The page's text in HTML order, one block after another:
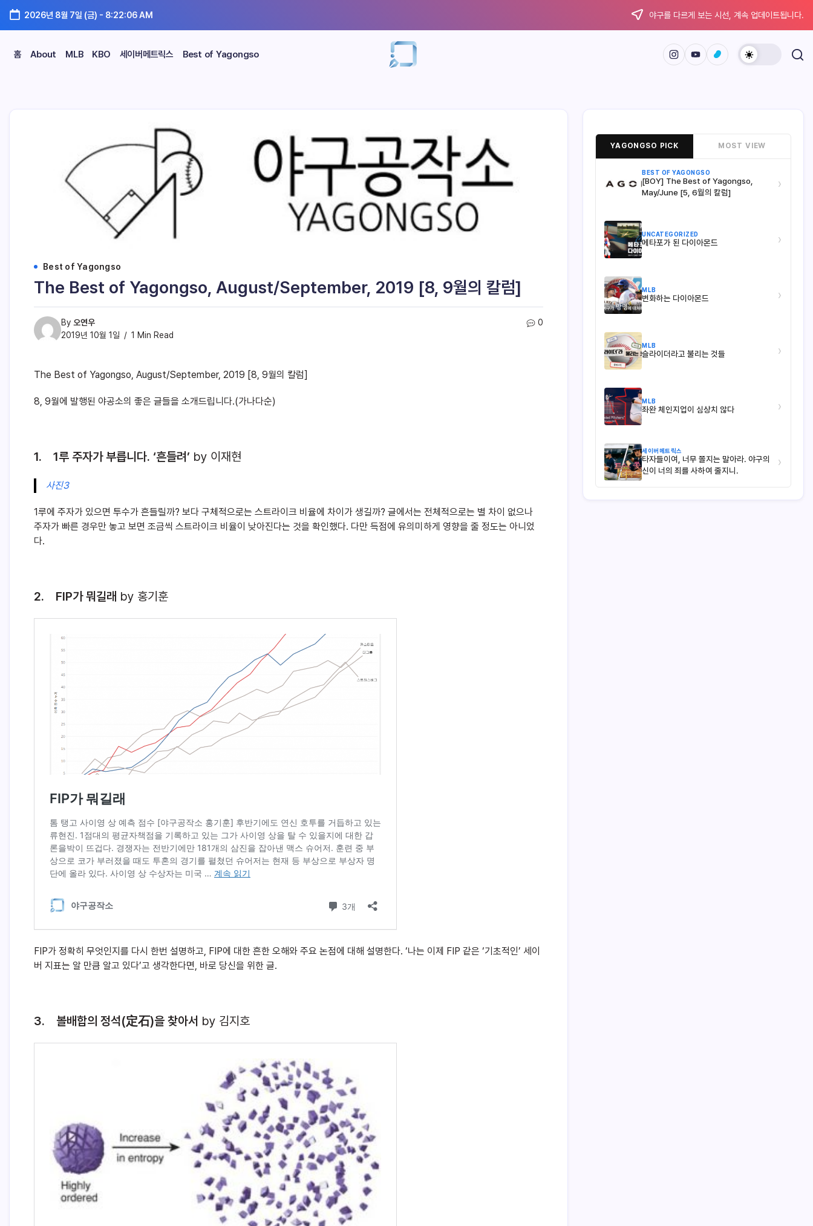
2026년 8월 7일 (금) - 8:22:07 AM 야구를 다르게 보는 시선, 계속 업데이트됩니다.
홈 About MLB KBO 세이버메트릭스 Best of Yagongso
Best of Yagongso
The Best of Yagongso, August/September, 2019 [8, 9월의 칼럼]
By 오연우
2019년 10월 1일
1 Min Read
0
The Best of Yagongso, August/September, 2019 [8, 9월의 칼럼]
8, 9월에 발행된 야공소의 좋은 글들을 소개드립니다.(가나다순)
1. 1루 주자가 부릅니다. ‘흔들려’ by 이재현
사진3
1루에 주자가 있으면 투수가 흔들릴까? 보다 구체적으로는 스트라이크 비율에 차이가 생길까? 글에서는 전체적으로는 별 차이 없으나
주자가 빠른 경우만 놓고 보면 조금씩 스트라이크 비율이 낮아진다는 것을 확인했다. 다만 득점에 유의미하게 영향을 줄 정도는 아니었
다.
2. FIP가 뭐길래 by 홍기훈
FIP가 정확히 무엇인지를 다시 한번 설명하고, FIP에 대한 흔한 오해와 주요 논점에 대해 설명한다. ‘나는 이제 FIP 같은 ‘기초적인’ 세이
버 지표는 알 만큼 알고 있다’고 생각한다면, 바로 당신을 위한 글.
3. 볼배합의 정석(定石)을 찾아서 by 김지호
YAGONGSO PICK MOST VIEW
BEST OF YAGONGSO
[BOY] The Best of Yagongso,
May/June [5, 6월의 칼럼]
›
UNCATEGORIZED
메타포가 된 다이아몬드 ›
MLB
변화하는 다이아몬드 ›
MLB
슬라이더라고 불리는 것들 ›
MLB
좌완 체인지업이 심상치 않다 ›
세이버메트릭스
타자들이여, 너무 쫄지는 말아라. 야구의
신이 너의 죄를 사하여 줄지니.
›